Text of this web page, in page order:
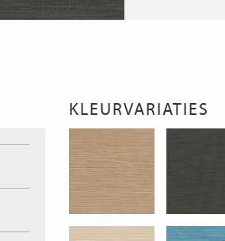
KLEURVARIATIES